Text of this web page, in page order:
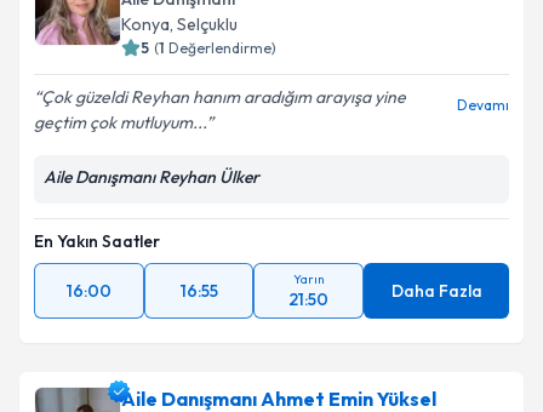
Konya, Selçuklu
5 (1 Değerlendirme)
Çok güzeldi Reyhan hanım aradığım arayışa yine
geçtim çok mutluyum...
Devamı
Aile Danışmanı Reyhan Ülker
En Yakın Saatler
16:00 16:55
Yarın
21:50 Daha Fazla
Aile Danışmanı Ahmet Emin Yüksel